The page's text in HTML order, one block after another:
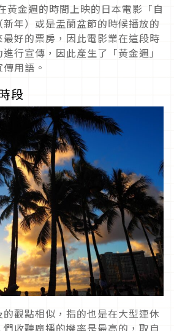
黃金週的時間上映的日本電影「自
年）或是盂蘭盆節的時候播放的
好的票房，因此電影業在這段時
行宣傳，因此產生了「黃金週」
用語。
段
觀點相似，指的也是在大型連休
們收聽廣播的機率是最高的，取自